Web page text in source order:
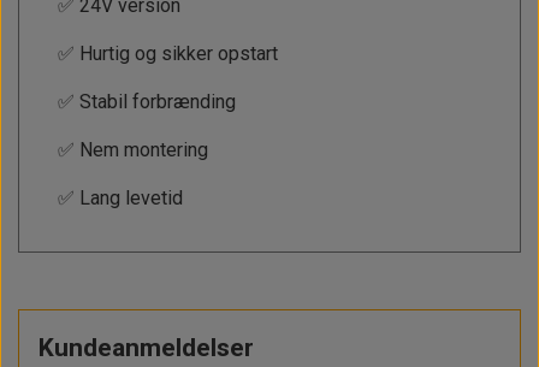
✅ 24V version
✅ Hurtig og sikker opstart
✅ Stabil forbrænding
✅ Nem montering
✅ Lang levetid
Kundeanmeldelser